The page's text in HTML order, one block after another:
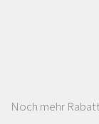
Noch mehr